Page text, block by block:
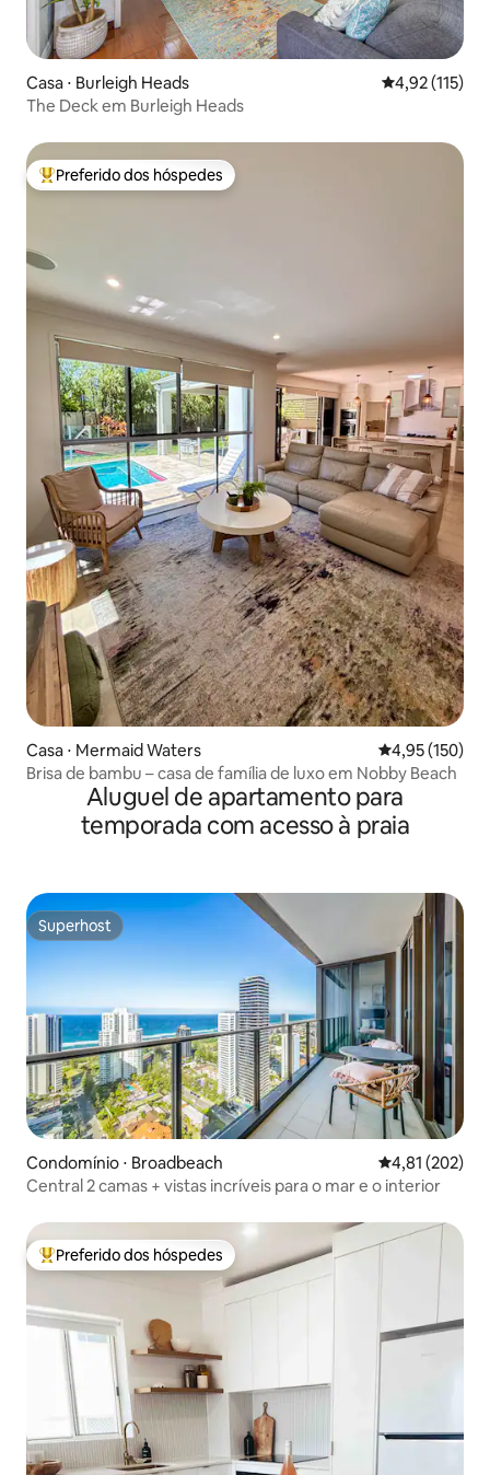
Casa ⋅ Burleigh Heads 4,92 de uma
4,92 (115)
The Deck em Burleigh Heads
Entre os melhores preferidos dos hóspedes
Preferido dos hóspedes
Casa ⋅ Mermaid Waters 4,95 de uma
4,95 (150)
Brisa de bambu – casa de família de luxo em Nobby Beach
Aluguel de apartamento para
temporada com acesso à praia
Superhost
Superhost
Condomínio ⋅ Broadbeach 4,81 de uma
4,81 (202)
Central 2 camas + vistas incríveis para o mar e o interior
Entre os melhores preferidos dos hóspedes
Preferido dos hóspedes